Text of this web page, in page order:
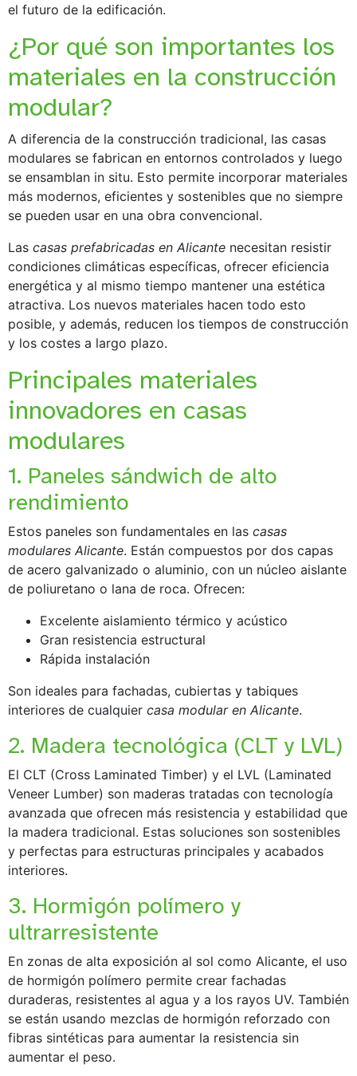
el futuro de la edificación.
¿Por qué son importantes los
materiales en la construcción
modular?
A diferencia de la construcción tradicional, las casas
modulares se fabrican en entornos controlados y luego
se ensamblan in situ. Esto permite incorporar materiales
más modernos, eficientes y sostenibles que no siempre
se pueden usar en una obra convencional.
Las casas prefabricadas en Alicante necesitan resistir
condiciones climáticas específicas, ofrecer eficiencia
energética y al mismo tiempo mantener una estética
atractiva. Los nuevos materiales hacen todo esto
posible, y además, reducen los tiempos de construcción
y los costes a largo plazo.
Principales materiales
innovadores en casas
modulares
1. Paneles sándwich de alto
rendimiento
Estos paneles son fundamentales en las casas
modulares Alicante. Están compuestos por dos capas
de acero galvanizado o aluminio, con un núcleo aislante
de poliuretano o lana de roca. Ofrecen:
Excelente aislamiento térmico y acústico
Gran resistencia estructural
Rápida instalación
Son ideales para fachadas, cubiertas y tabiques
interiores de cualquier casa modular en Alicante.
2. Madera tecnológica (CLT y LVL)
El CLT (Cross Laminated Timber) y el LVL (Laminated
Veneer Lumber) son maderas tratadas con tecnología
avanzada que ofrecen más resistencia y estabilidad que
la madera tradicional. Estas soluciones son sostenibles
y perfectas para estructuras principales y acabados
interiores.
3. Hormigón polímero y
ultrarresistente
En zonas de alta exposición al sol como Alicante, el uso
de hormigón polímero permite crear fachadas
duraderas, resistentes al agua y a los rayos UV. También
se están usando mezclas de hormigón reforzado con
fibras sintéticas para aumentar la resistencia sin
aumentar el peso.